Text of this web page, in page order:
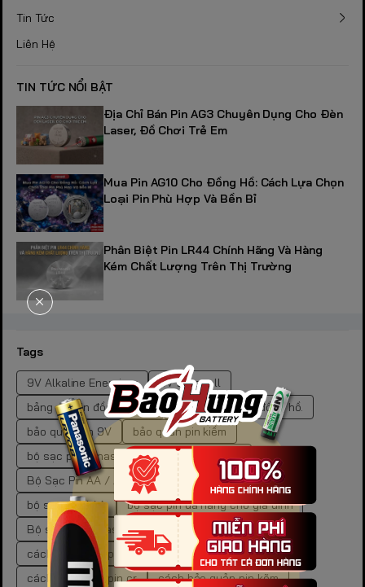
Tin Tức
Liên Hệ
TIN TỨC NỔI BẬT
Địa Chỉ Bán Pin AG3 Chuyên Dụng Cho Đèn
Laser, Đồ Chơi Trẻ Em
Mua Pin AG10 Cho Đồng Hồ: Cách Lựa Chọn
Loại Pin Phù Hợp Và Bền Bỉ
Phân Biệt Pin LR44 Chính Hãng Và Hàng
Kém Chất Lượng Trên Thị Trường
Tags
9V Alkaline Energizer
9V Duracell
bảng mã pin đồng hồ SR
bảng tra mã pin đồng hồ.
bảo quản pin 9V
bảo quản pin kiềm
bộ sạc pin Panasonic Eneloop BQ-CC51E
Bộ Sạc Pin AA / AAA Panasonic Eneloop
bộ sạc pin AAA
bộ sạc pin đa năng cho gia đình
Bộ sạc pin Panasonic Eneloop BQ-CC55E
cách bảo quản pin
cách bảo quản pin carbon
cách bảo quản pin cr
cách bảo quản pin kẽm